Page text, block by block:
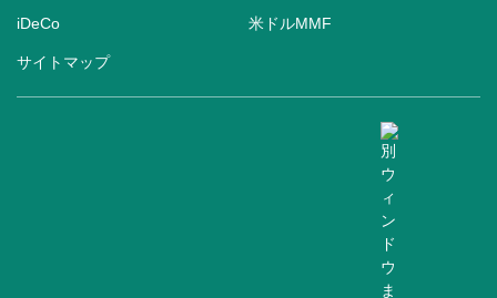
iDeCo 米ドルMMF
サイトマップ